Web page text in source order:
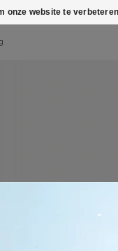
Haarverzorging
onze website te